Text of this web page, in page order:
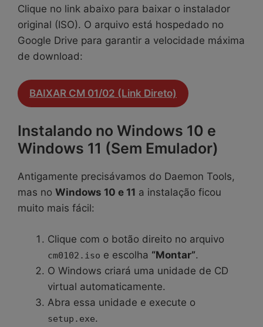
Clique no link abaixo para baixar o instalador
original (ISO). O arquivo está hospedado no
Google Drive para garantir a velocidade máxima
de download:
BAIXAR CM 01/02 (Link Direto)
Instalando no Windows 10 e
Windows 11 (Sem Emulador)
Antigamente precisávamos do Daemon Tools,
mas no Windows 10 e 11 a instalação ficou
muito mais fácil:
Clique com o botão direito no arquivo
cm0102.iso e escolha “Montar”.
O Windows criará uma unidade de CD
virtual automaticamente.
Abra essa unidade e execute o
setup.exe.